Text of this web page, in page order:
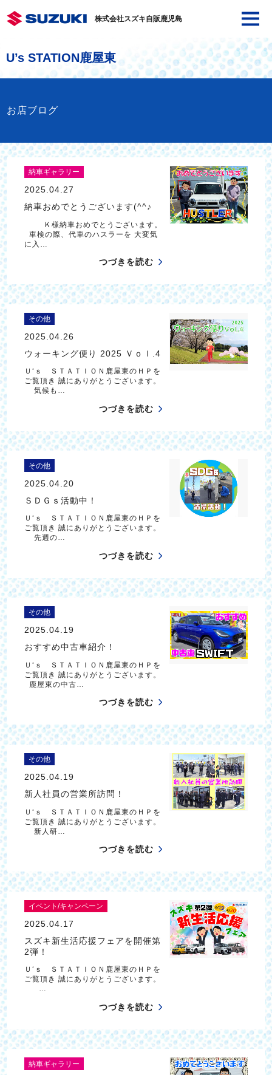
株式会社スズキ自販鹿児島
U’s STATION鹿屋東
お店ブログ
納車ギャラリー
2025.04.27
納車おめでとうございます(^^♪
Ｋ様納車おめでとうございます。
車検の際、代車のハスラーを 大変気
に入…
つづきを読む
その他
2025.04.26
ウォーキング便り 2025 Ｖｏｌ.4
Ｕ‘ｓ ＳＴＡＴＩＯＮ鹿屋東のＨＰを
ご覧頂き 誠にありがとうございます。
気候も…
つづきを読む
その他
2025.04.20
ＳＤＧｓ活動中！
Ｕ‘ｓ ＳＴＡＴＩＯＮ鹿屋東のＨＰを
ご覧頂き 誠にありがとうございます。
先週の…
つづきを読む
その他
2025.04.19
おすすめ中古車紹介！
Ｕ‘ｓ ＳＴＡＴＩＯＮ鹿屋東のＨＰを
ご覧頂き 誠にありがとうございます。
鹿屋東の中古…
つづきを読む
その他
2025.04.19
新人社員の営業所訪問！
Ｕ‘ｓ ＳＴＡＴＩＯＮ鹿屋東のＨＰを
ご覧頂き 誠にありがとうございます。
新人研…
つづきを読む
イベント/キャンペーン
2025.04.17
スズキ新生活応援フェアを開催第
2弾！
Ｕ‘ｓ ＳＴＡＴＩＯＮ鹿屋東のＨＰを
ご覧頂き 誠にありがとうございます。
…
つづきを読む
納車ギャラリー